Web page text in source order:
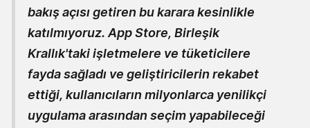
bakış açısı getiren bu karara kesinlikle
katılmıyoruz. App Store, Birleşik
Krallık'taki işletmelere ve tüketicilere
fayda sağladı ve geliştiricilerin rekabet
ettiği, kullanıcıların milyonlarca yenilikçi
uygulama arasından seçim yapabileceği